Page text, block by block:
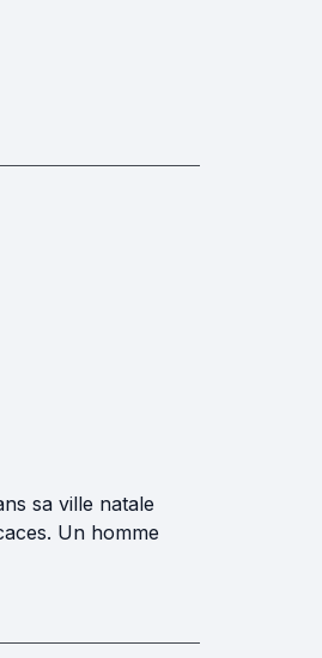
sa ville natale
Un homme